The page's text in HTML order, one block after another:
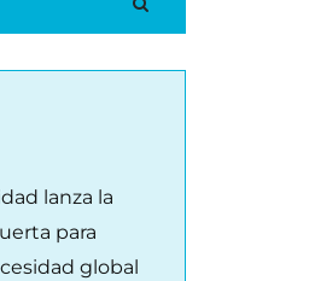
lanza la
para
global